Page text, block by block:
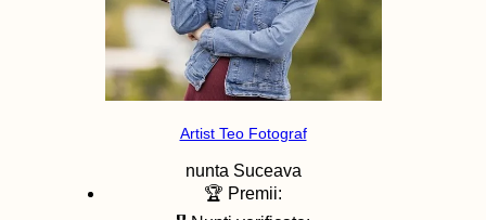
Artist Teo Fotograf
nunta Suceava
🏆 Premii: